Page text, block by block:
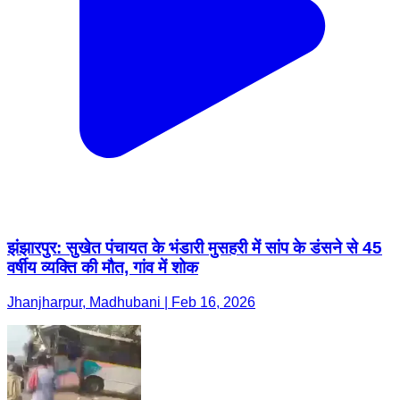
झंझारपुर: सुखेत पंचायत के भंडारी मुसहरी में सांप के डंसने से 45
वर्षीय व्यक्ति की मौत, गांव में शोक
Jhanjharpur, Madhubani | Feb 16, 2026